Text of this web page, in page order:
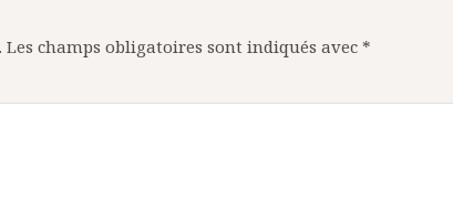
Les champs obligatoires sont indiqués avec *